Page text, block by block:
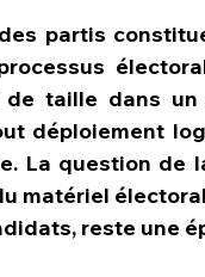
partis
taille dans
déploiement
La question de
matériel
reste une